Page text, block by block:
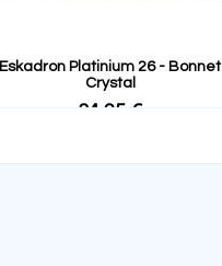
Eskadron Platinium 26 - Bonnet
Crystal
34,95 €